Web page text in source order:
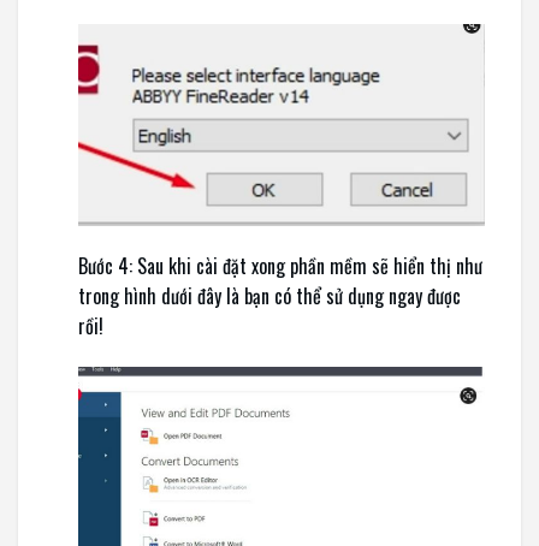
Bước 4: Sau khi cài đặt xong phần mềm sẽ hiển thị như
trong hình dưới đây là bạn có thể sử dụng ngay được
rồi!